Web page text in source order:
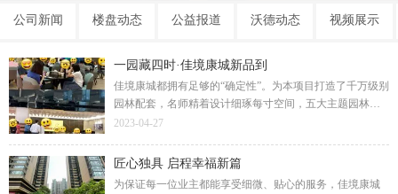
公司新闻 楼盘动态 公益报道 沃德动态 视频展示
一园藏四时·佳境康城新品到
佳境康城都拥有足够的“确定性”。为本项目打造了千万级别
园林配套，名师精着设计细琢每寸空间，五大主题园林尊
享墅级园景，更有尊贵独享室内外恒温双泳池，品质物业
2023-04-27
匠心独具 启程幸福新篇
为保证每一位业主都能享受细微、贴心的服务，佳境康城